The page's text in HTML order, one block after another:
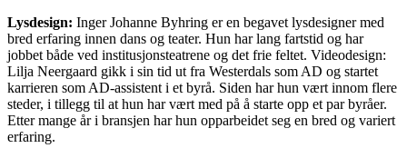
Lysdesign: Inger Johanne Byhring er en begavet lysdesigner med
bred erfaring innen dans og teater. Hun har lang fartstid og har
jobbet både ved institusjonsteatrene og det frie feltet. Videodesign:
Lilja Neergaard gikk i sin tid ut fra Westerdals som AD og startet
karrieren som AD-assistent i et byrå. Siden har hun vært innom flere
steder, i tillegg til at hun har vært med på å starte opp et par byråer.
Etter mange år i bransjen har hun opparbeidet seg en bred og variert
erfaring.